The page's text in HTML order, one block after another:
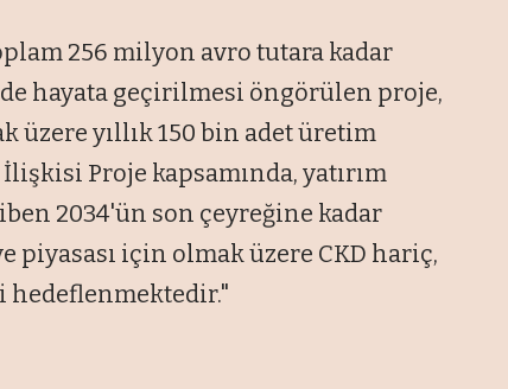
256 milyon avro tutara kadar
hayata geçirilmesi öngörülen proje,
üzere yıllık 150 bin adet üretim
Proje kapsamında, yatırım
2034'ün son çeyreğine kadar
için olmak üzere CKD hariç,
hedeflenmektedir."